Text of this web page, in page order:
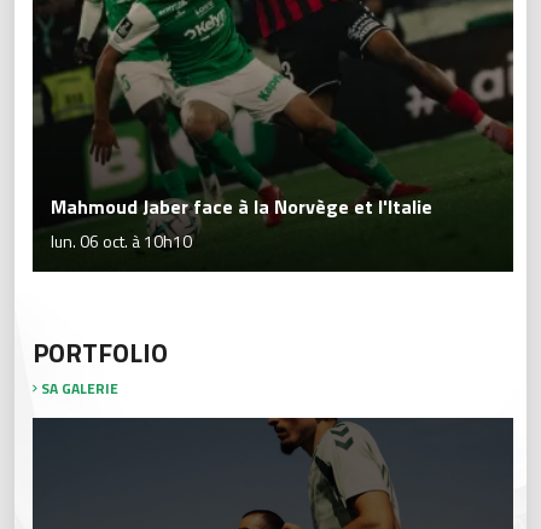
Mahmoud Jaber face à la Norvège et l'Italie
lun. 06 oct. à 10h10
PORTFOLIO
SA GALERIE